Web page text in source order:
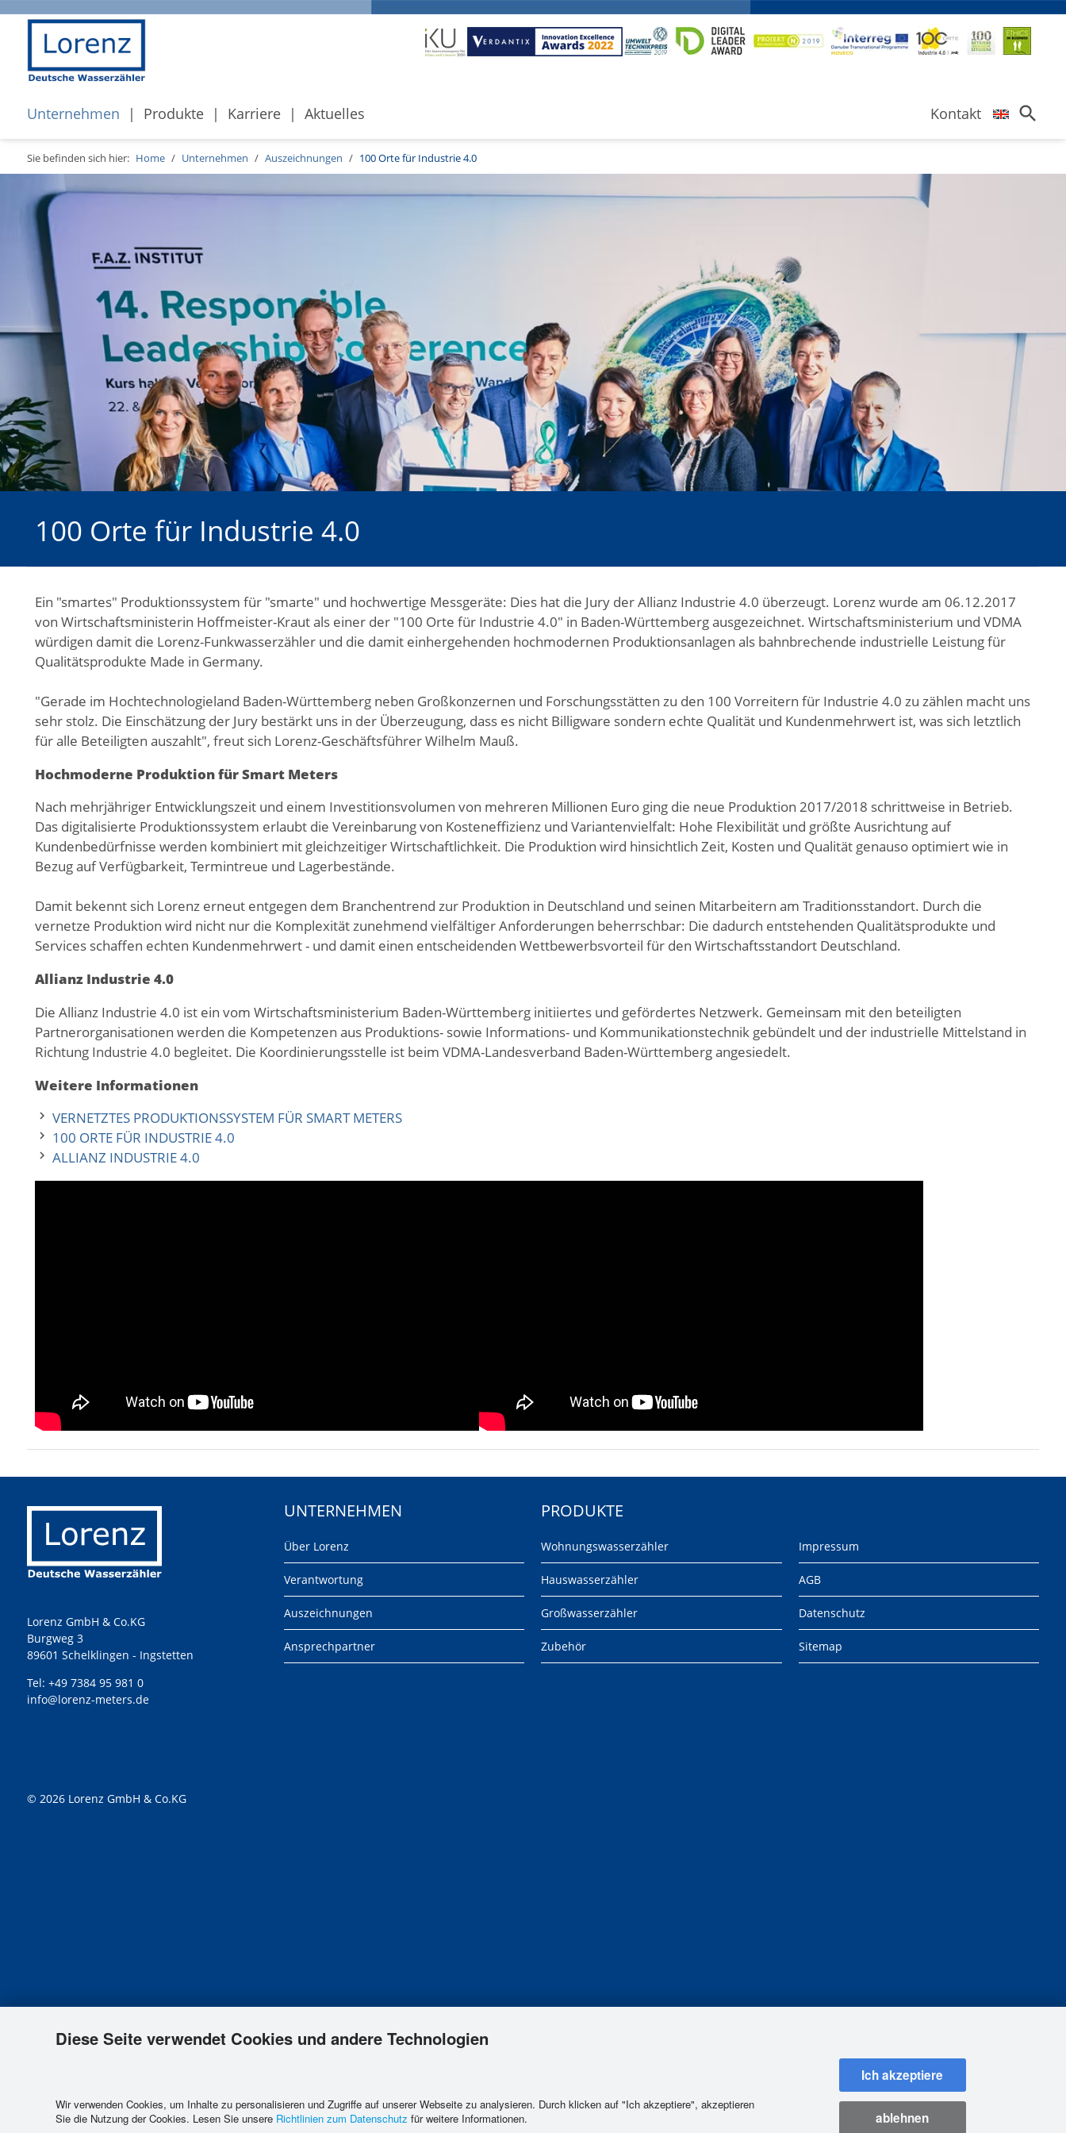
Diese Seite verwendet Cookies und andere Technologien
Wir verwenden Cookies, um Inhalte zu personalisieren und Zugriffe auf unserer Webseite zu analysieren. Durch klicken auf "Ich akzeptiere", akzeptieren
Sie die Nutzung der Cookies. Lesen Sie unsere Richtlinien zum Datenschutz für weitere Informationen.
Ich akzeptiere
ablehnen
search
Kontakt
Unternehmen Produkte Karriere Aktuelles
Sie befinden sich hier: Home / Unternehmen / Auszeichnungen / 100 Orte für Industrie 4.0
100 Orte für Industrie 4.0
Ein "smartes" Produktionssystem für "smarte" und hochwertige Messgeräte: Dies hat die Jury der Allianz Industrie 4.0 überzeugt. Lorenz wurde am 06.12.2017
von Wirtschaftsministerin Hoffmeister-Kraut als einer der "100 Orte für Industrie 4.0" in Baden-Württemberg ausgezeichnet. Wirtschaftsministerium und VDMA
würdigen damit die Lorenz-Funkwasserzähler und die damit einhergehenden hochmodernen Produktionsanlagen als bahnbrechende industrielle Leistung für
Qualitätsprodukte Made in Germany.
"Gerade im Hochtechnologieland Baden-Württemberg neben Großkonzernen und Forschungsstätten zu den 100 Vorreitern für Industrie 4.0 zu zählen macht uns
sehr stolz. Die Einschätzung der Jury bestärkt uns in der Überzeugung, dass es nicht Billigware sondern echte Qualität und Kundenmehrwert ist, was sich letztlich
für alle Beteiligten auszahlt", freut sich Lorenz-Geschäftsführer Wilhelm Mauß.
Hochmoderne Produktion für Smart Meters
Nach mehrjähriger Entwicklungszeit und einem Investitionsvolumen von mehreren Millionen Euro ging die neue Produktion 2017/2018 schrittweise in Betrieb.
Das digitalisierte Produktionssystem erlaubt die Vereinbarung von Kosteneffizienz und Variantenvielfalt: Hohe Flexibilität und größte Ausrichtung auf
Kundenbedürfnisse werden kombiniert mit gleichzeitiger Wirtschaftlichkeit. Die Produktion wird hinsichtlich Zeit, Kosten und Qualität genauso optimiert wie in
Bezug auf Verfügbarkeit, Termintreue und Lagerbestände.
Damit bekennt sich Lorenz erneut entgegen dem Branchentrend zur Produktion in Deutschland und seinen Mitarbeitern am Traditionsstandort. Durch die
vernetze Produktion wird nicht nur die Komplexität zunehmend vielfältiger Anforderungen beherrschbar: Die dadurch entstehenden Qualitätsprodukte und
Services schaffen echten Kundenmehrwert - und damit einen entscheidenden Wettbewerbsvorteil für den Wirtschaftsstandort Deutschland.
Allianz Industrie 4.0
Die Allianz Industrie 4.0 ist ein vom Wirtschaftsministerium Baden-Württemberg initiiertes und gefördertes Netzwerk. Gemeinsam mit den beteiligten
Partnerorganisationen werden die Kompetenzen aus Produktions- sowie Informations- und Kommunikationstechnik gebündelt und der industrielle Mittelstand in
Richtung Industrie 4.0 begleitet. Die Koordinierungsstelle ist beim VDMA-Landesverband Baden-Württemberg angesiedelt.
Weitere Informationen
VERNETZTES PRODUKTIONSSYSTEM FÜR SMART METERS
100 ORTE FÜR INDUSTRIE 4.0
ALLIANZ INDUSTRIE 4.0
Lorenz GmbH & Co.KG
Burgweg 3
89601 Schelklingen - Ingstetten
Tel: +49 7384 95 981 0
info@lorenz-meters.de
UNTERNEHMEN
Über Lorenz
Verantwortung
Auszeichnungen
Ansprechpartner
PRODUKTE
Wohnungswasserzähler
Hauswasserzähler
Großwasserzähler
Zubehör
Impressum
AGB
Datenschutz
Sitemap
© 2026 Lorenz GmbH & Co.KG